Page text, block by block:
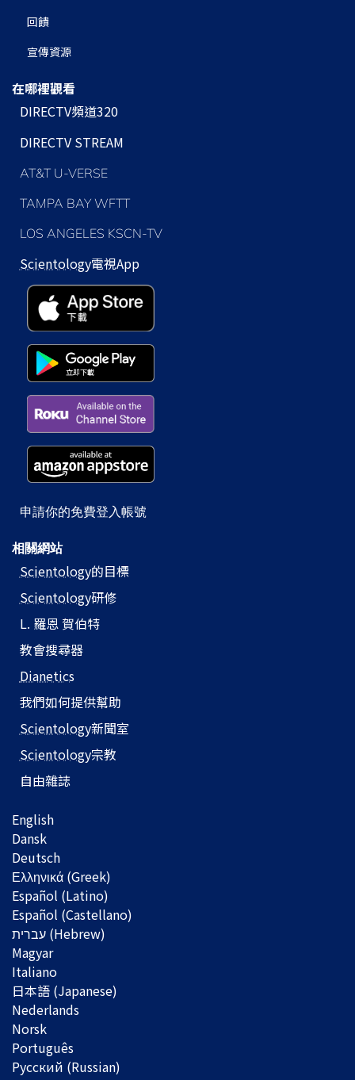
回饋
宣傳資源
在哪裡觀看
DIRECTV頻道320
DIRECTV STREAM
AT&T U-VERSE
TAMPA BAY WFTT
LOS ANGELES KSCN-TV
Scientology電視App
申請你的免費登入帳號
相關網站
Scientology的目標
Scientology研修
L. 羅恩 賀伯特
教會搜尋器
Dianetics
我們如何提供幫助
Scientology新聞室
Scientology宗教
自由雜誌
English
Dansk
Deutsch
Ελληνικά (Greek)
Español (Latino)
Español (Castellano)
Magyar
Italiano
日本語 (Japanese)
Nederlands
Norsk
Português
Русский (Russian)